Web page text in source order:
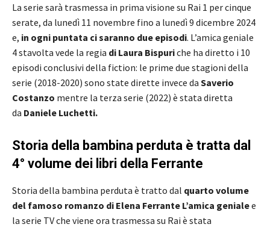
La serie sarà trasmessa in prima visione su Rai 1 per cinque
serate, da lunedì 11 novembre fino a lunedì 9 dicembre 2024
e, in ogni puntata ci saranno due episodi. L’amica geniale
4 stavolta vede la regia di Laura Bispuriche ha diretto i 10
episodi conclusivi della fiction: le prime due stagioni della
serie (2018-2020) sono state dirette invece da Saverio
Costanzo mentre la terza serie (2022) è stata diretta
da Daniele Luchetti.
Storia della bambina perduta è tratta dal
4° volume dei libri della Ferrante
Storia della bambina perduta è tratto dal quarto volume
del famoso romanzo di Elena Ferrante L’amica genialee
la serie TV che viene ora trasmessa su Rai è stata